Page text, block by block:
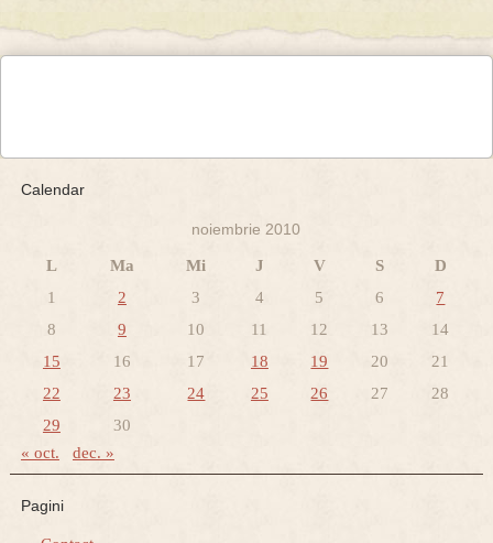
Calendar
noiembrie 2010
L Ma Mi J V S
D
1
2 3 4 5 6
7
8
9 10 11 12 13
14
15
16 17 18 19 20
21
22
23 24 25 26 27
28
29
30
« oct. dec. »
Pagini